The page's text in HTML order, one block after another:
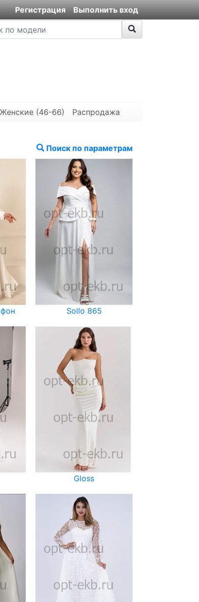
Регистрация Выполнить вход
Женские (46-66) Распродажа
Поиск по параметрам
Sollo 865
Gloss